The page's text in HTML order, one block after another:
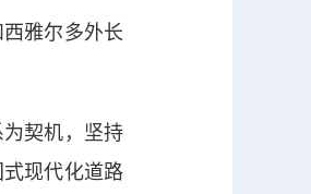
雅尔多外长
契机，坚持
现代化道路